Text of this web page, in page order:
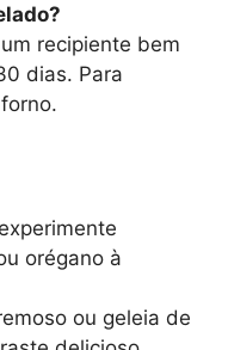
recipiente bem
dias. Para
orégano à
ou geleia de